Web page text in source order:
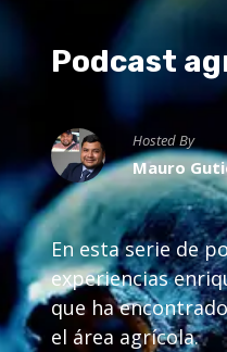
Podcast
Hosted By
Mauro
En esta serie de
experiencias
que ha
el área agrícola.